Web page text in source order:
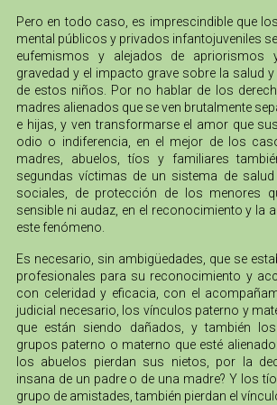
Pero en todo caso, es imprescindible que
mental públicos y privados infantojuveniles
eufemismos y alejados de apriorismos
gravedad y el impacto grave sobre la salud
de estos niños. Por no hablar de los
madres alienados que se ven brutalmente
e hijas, y ven transformarse el amor que
odio o indiferencia, en el mejor de los
madres, abuelos, tíos y familiares
segundas víctimas de un sistema de
sociales, de protección de los menores
sensible ni audaz, en el reconocimiento y la
este fenómeno.
Es necesario, sin ambigüedades, que se
profesionales para su reconocimiento y
con celeridad y eficacia, con el
judicial necesario, los vínculos paterno y
que están siendo dañados, y también
grupos paterno o materno que esté
los abuelos pierdan sus nietos, por la
insana de un padre o de una madre? Y los
grupo de amistades, también pierdan el